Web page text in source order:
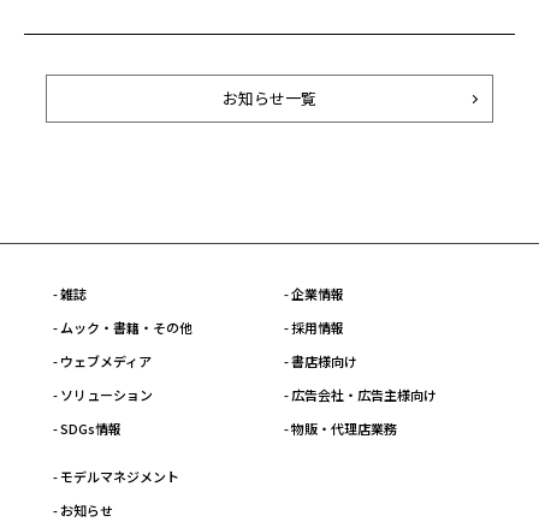
お知らせ一覧
- 雑誌
- ムック・書籍・その他
- ウェブメディア
- ソリューション
- SDGs情報
- 企業情報
- 採用情報
- 書店様向け
- 広告会社・広告主様向け
- 物販・代理店業務
- モデルマネジメント
- お知らせ